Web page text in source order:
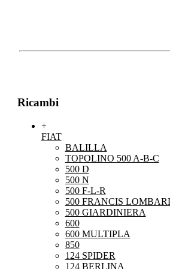
Ricambi
+
FIAT
BALILLA
TOPOLINO 500 A-B-C
500 D
500 N
500 F-L-R
500 FRANCIS
500 GIARDINIERA
600
600 MULTIPLA
850
124 SPIDER
124 BERLINA